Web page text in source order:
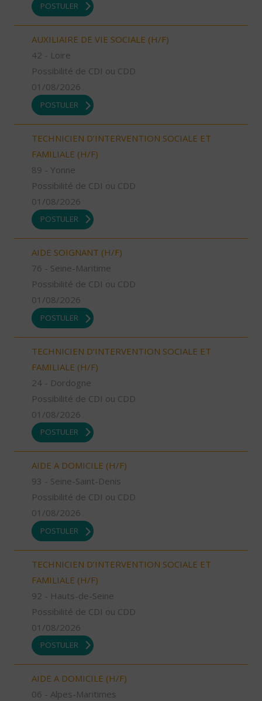
POSTULER
AUXILIAIRE DE VIE SOCIALE (H/F)
42 - Loire
Possibilité de CDI ou CDD
01/08/2026
POSTULER
TECHNICIEN D’INTERVENTION SOCIALE ET
FAMILIALE (H/F)
89 - Yonne
Possibilité de CDI ou CDD
01/08/2026
POSTULER
AIDE SOIGNANT (H/F)
76 - Seine-Maritime
Possibilité de CDI ou CDD
01/08/2026
POSTULER
TECHNICIEN D’INTERVENTION SOCIALE ET
FAMILIALE (H/F)
24 - Dordogne
Possibilité de CDI ou CDD
01/08/2026
POSTULER
AIDE A DOMICILE (H/F)
93 - Seine-Saint-Denis
Possibilité de CDI ou CDD
01/08/2026
POSTULER
TECHNICIEN D’INTERVENTION SOCIALE ET
FAMILIALE (H/F)
92 - Hauts-de-Seine
Possibilité de CDI ou CDD
01/08/2026
POSTULER
AIDE A DOMICILE (H/F)
06 - Alpes-Maritimes